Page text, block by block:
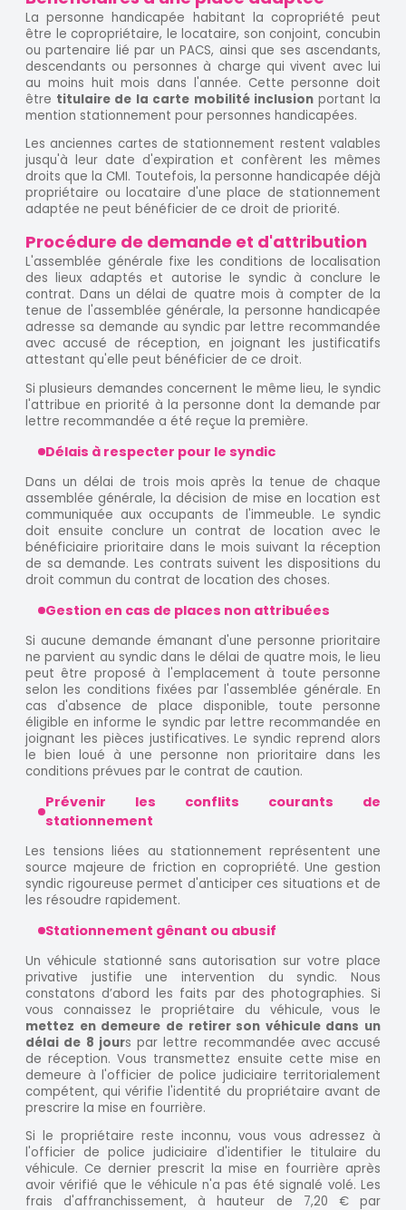
La personne handicapée habitant la copropriété peut
être le copropriétaire, le locataire, son conjoint, concubin
ou partenaire lié par un PACS, ainsi que ses ascendants,
descendants ou personnes à charge qui vivent avec lui
au moins huit mois dans l'année. Cette personne doit
être titulaire de la carte mobilité inclusion portant la
mention stationnement pour personnes handicapées.
Les anciennes cartes de stationnement restent valables
jusqu'à leur date d'expiration et confèrent les mêmes
droits que la CMI. Toutefois, la personne handicapée déjà
propriétaire ou locataire d'une place de stationnement
adaptée ne peut bénéficier de ce droit de priorité.
Procédure de demande et d'attribution
L'assemblée générale fixe les conditions de localisation
des lieux adaptés et autorise le syndic à conclure le
contrat. Dans un délai de quatre mois à compter de la
tenue de l'assemblée générale, la personne handicapée
adresse sa demande au syndic par lettre recommandée
avec accusé de réception, en joignant les justificatifs
attestant qu'elle peut bénéficier de ce droit.
Si plusieurs demandes concernent le même lieu, le syndic
l'attribue en priorité à la personne dont la demande par
lettre recommandée a été reçue la première.
Délais à respecter pour le syndic
Dans un délai de trois mois après la tenue de chaque
assemblée générale, la décision de mise en location est
communiquée aux occupants de l'immeuble. Le syndic
doit ensuite conclure un contrat de location avec le
bénéficiaire prioritaire dans le mois suivant la réception
de sa demande. Les contrats suivent les dispositions du
droit commun du contrat de location des choses.
Gestion en cas de places non attribuées
Si aucune demande émanant d'une personne prioritaire
ne parvient au syndic dans le délai de quatre mois, le lieu
peut être proposé à l'emplacement à toute personne
selon les conditions fixées par l'assemblée générale. En
cas d'absence de place disponible, toute personne
éligible en informe le syndic par lettre recommandée en
joignant les pièces justificatives. Le syndic reprend alors
le bien loué à une personne non prioritaire dans les
conditions prévues par le contrat de caution.
Prévenir les conflits courants de
stationnement
Les tensions liées au stationnement représentent une
source majeure de friction en copropriété. Une gestion
syndic rigoureuse permet d'anticiper ces situations et de
les résoudre rapidement.
Stationnement gênant ou abusif
Un véhicule stationné sans autorisation sur votre place
privative justifie une intervention du syndic. Nous
constatons d’abord les faits par des photographies. Si
vous connaissez le propriétaire du véhicule, vous le
mettez en demeure de retirer son véhicule dans un
délai de 8 jours par lettre recommandée avec accusé
de réception. Vous transmettez ensuite cette mise en
demeure à l'officier de police judiciaire territorialement
compétent, qui vérifie l'identité du propriétaire avant de
prescrire la mise en fourrière.
Si le propriétaire reste inconnu, vous vous adressez à
l'officier de police judiciaire d'identifier le titulaire du
véhicule. Ce dernier prescrit la mise en fourrière après
avoir vérifié que le véhicule n'a pas été signalé volé. Les
frais d'affranchissement, à hauteur de 7,20 € par